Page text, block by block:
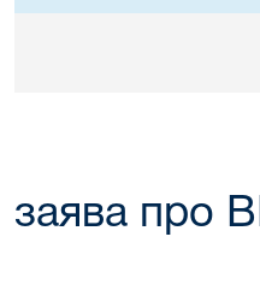
заява